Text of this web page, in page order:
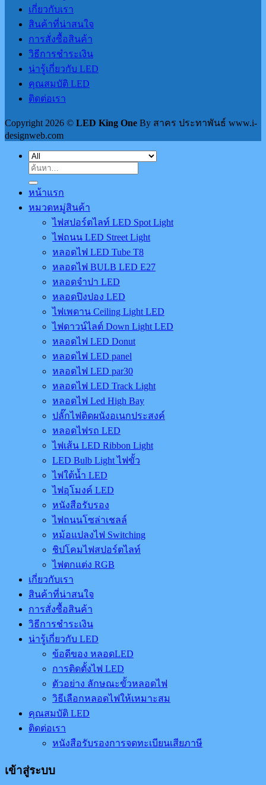
เกี่ยวกับเรา
สินค้าที่น่าสนใจ
การสั่งซื้อสินค้า
วิธีการชำระเงิน
น่ารู้เกี่ยวกับ LED
คุณสมบัติ LED
ติดต่อเรา
Copyright 2026 © LED King One By สาคร ประทาพันธ์ www.i-
designweb.com
ค้นหา:
หน้าแรก
หมวดหมู่สินค้า
ไฟสปอร์ตไลท์ LED Spot Light
ไฟถนน LED Street Light
หลอดไฟ LED Tube T8
หลอดไฟ BULB LED E27
หลอดจำปา LED
หลอดปิงปอง LED
ไฟเพดาน Ceiling Light LED
ไฟดาวน์ไลต์ Down Light LED
หลอดไฟ LED Donut
หลอดไฟ LED panel
หลอดไฟ LED par30
หลอดไฟ LED Track Light
หลอดไฟ Led High Bay
ปลั๊กไฟติดผนังอเนกประสงค์
หลอดไฟรถ LED
ไฟเส้น LED Ribbon Light
LED Bulb Light ไฟขั้ว
ไฟใต้น้ำ LED
ไฟอุโมงค์ LED
หนังสือรับรอง
ไฟถนนโซล่าเชลล์
หม้อแปลงไฟ Switching
ชิปโคมไฟสปอร์ตไลท์
ไฟตกแต่ง RGB
เกี่ยวกับเรา
สินค้าที่น่าสนใจ
การสั่งซื้อสินค้า
วิธีการชำระเงิน
น่ารู้เกี่ยวกับ LED
ข้อดีของ หลอดLED
การติดตั้งไฟ LED
ตัวอย่าง ลักษณะขั้วหลอดไฟ
วิธีเลือกหลอดไฟให้เหมาะสม
คุณสมบัติ LED
ติดต่อเรา
หนังสือรับรองการจดทะเบียนเสียภาษี
เข้าสู่ระบบ